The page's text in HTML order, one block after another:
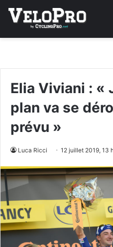
Elia Viviani : «
plan va se
prévu »
Luca Ricci 12 juillet 2019, 13